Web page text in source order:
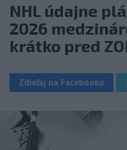
NHL údajne
2026
krátko pred
Zdieľaj na Facebooku